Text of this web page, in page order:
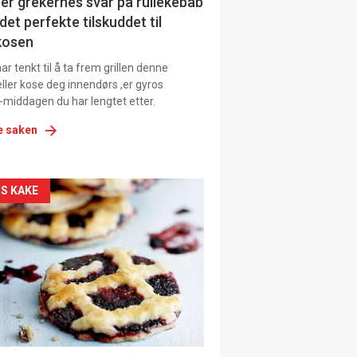
perfekte tilskuddet til
tenkt til å ta frem grillen denne
kose deg innendørs ,er gyros
du har lengtet etter.
saken
KAKE